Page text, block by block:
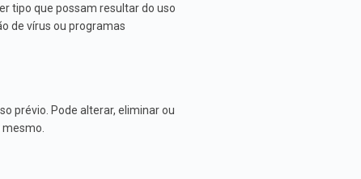
tipo que possam resultar do uso
de vírus ou programas
prévio. Pode alterar, eliminar ou